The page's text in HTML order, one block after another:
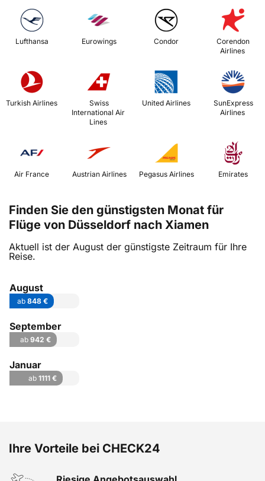
Lufthansa Eurowings Condor
Corendon
Airlines
Turkish Airlines
International Air
Lines
United Airlines
Airlines
Air France Austrian Airlines Emirates
Finden Sie den günstigsten Monat für
Flüge von Düsseldorf nach Xiamen
Aktuell ist der August der günstigste Zeitraum für Ihre
Reise.
August
ab 848 €
September
ab942 €
Januar
ab 1111 €
Ihre Vorteile bei CHECK24